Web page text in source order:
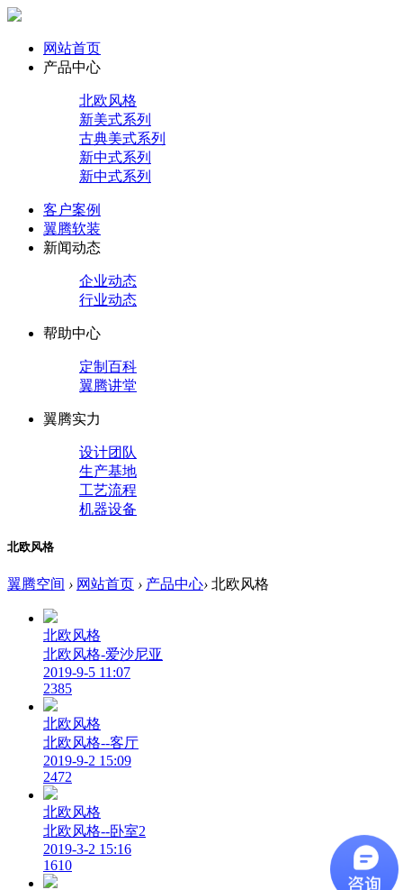
网站首页
产品中心
北欧风格
新美式系列
古典美式系列
新中式系列
新中式系列
客户案例
翼腾软装
新闻动态
企业动态
行业动态
帮助中心
定制百科
翼腾讲堂
翼腾实力
设计团队
生产基地
工艺流程
机器设备
北欧风格
翼腾空间 › 网站首页 › 产品中心› 北欧风格
北欧风格
北欧风格-爱沙尼亚
2019-9-5 11:07
2385
北欧风格
北欧风格--客厅
2019-9-2 15:09
2472
北欧风格
北欧风格--卧室2
2019-3-2 15:16
1610